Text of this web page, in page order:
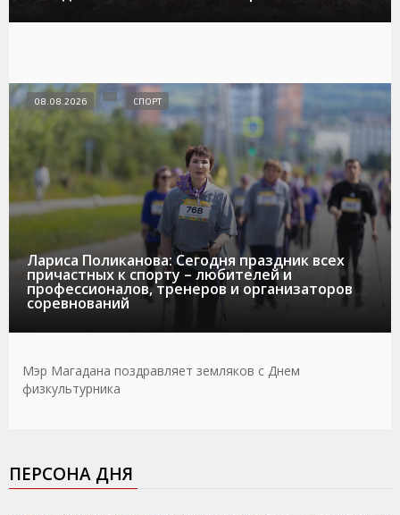
Лариса Поликанова: Сегодня праздник всех
причастных к спорту – любителей и
профессионалов, тренеров и организаторов
соревнований
08.08.2026 СПОРТ
Мэр Магадана поздравляет земляков с Днем
физкультурника
ПЕРСОНА ДНЯ